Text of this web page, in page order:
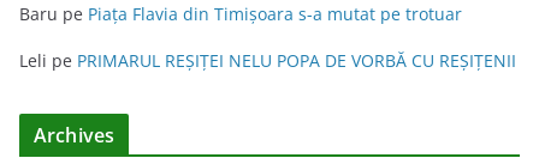
Baru pe Piața Flavia din Timişoara s-a mutat pe trotuar
Leli pe PRIMARUL REŞIŢEI NELU POPA DE VORBĂ CU REŞIŢENII
Archives